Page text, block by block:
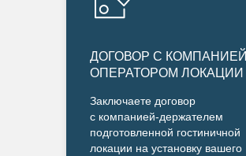
ДОГОВОР С КОМПАНИЕЙ
ОПЕРАТОРОМ ЛОКАЦИИ
Заключаете договор
с компанией-держателем
подготовленной гостиничной
локации на установку вашего